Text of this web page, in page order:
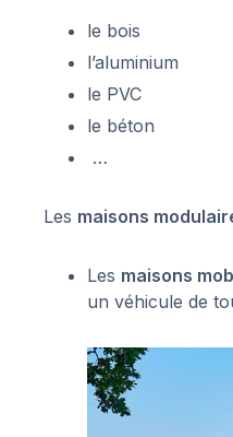
le bois
l’aluminium
le PVC
le béton
…
Les maisons
Les maisons
un véhicule de